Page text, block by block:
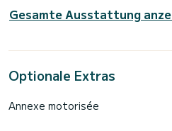
Gesamte Ausstattung
Optionale Extras
Annexe motorisée